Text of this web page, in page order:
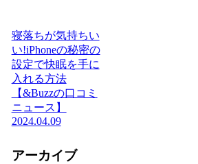
寝落ちが気持ちい
い!iPhoneの秘密の
設定で快眠を手に
入れる方法
【&Buzzの口コミ
ニュース】
2024.04.09
アーカイブ